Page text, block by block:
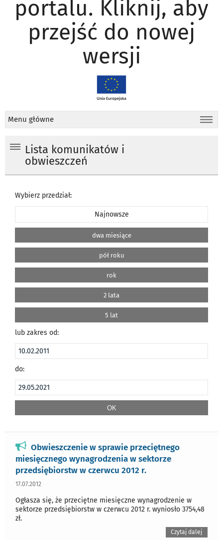
portalu. Kliknij, aby
przejść do nowej
wersji
Menu główne
Lista komunikatów i
obwieszczeń
Wybierz przedział:
Najnowsze
dwa miesiące
pół roku
rok
2 lata
5 lat
lub zakres od:
do:
Obwieszczenie w sprawie przeciętnego
miesięcznego wynagrodzenia w sektorze
przedsiębiorstw w czerwcu 2012 r.
17.07.2012
Ogłasza się, że przeciętne miesięczne wynagrodzenie w
sektorze przedsiębiorstw w czerwcu 2012 r. wyniosło 3754,48
zł.
Czytaj dalej